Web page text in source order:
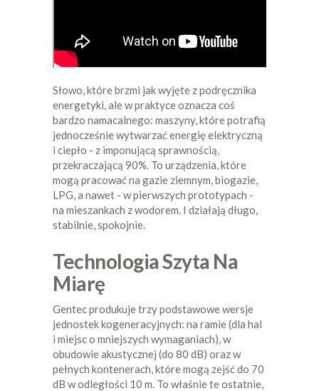
Słowo, które brzmi jak wyjęte z podręcznika
energetyki, ale w praktyce oznacza coś
bardzo namacalnego: maszyny, które potrafią
jednocześnie wytwarzać energię elektryczną
i ciepło - z imponującą sprawnością,
przekraczającą 90%. To urządzenia, które
mogą pracować na gazie ziemnym, biogazie,
LPG, a nawet - w pierwszych prototypach -
na mieszankach z wodorem. I działają długo,
stabilnie, spokojnie.
Technologia Szyta Na
Miarę
Gentec produkuje trzy podstawowe wersje
jednostek kogeneracyjnych: na ramie (dla hal
i miejsc o mniejszych wymaganiach), w
obudowie akustycznej (do 80 dB) oraz w
pełnych kontenerach, które mogą zejść do 70
dB w odległości 10 m. To właśnie te ostatnie,